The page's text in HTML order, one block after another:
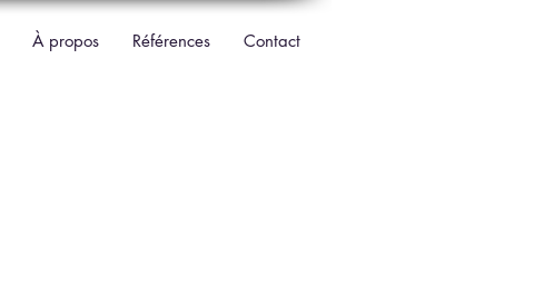
À propos Références Contact